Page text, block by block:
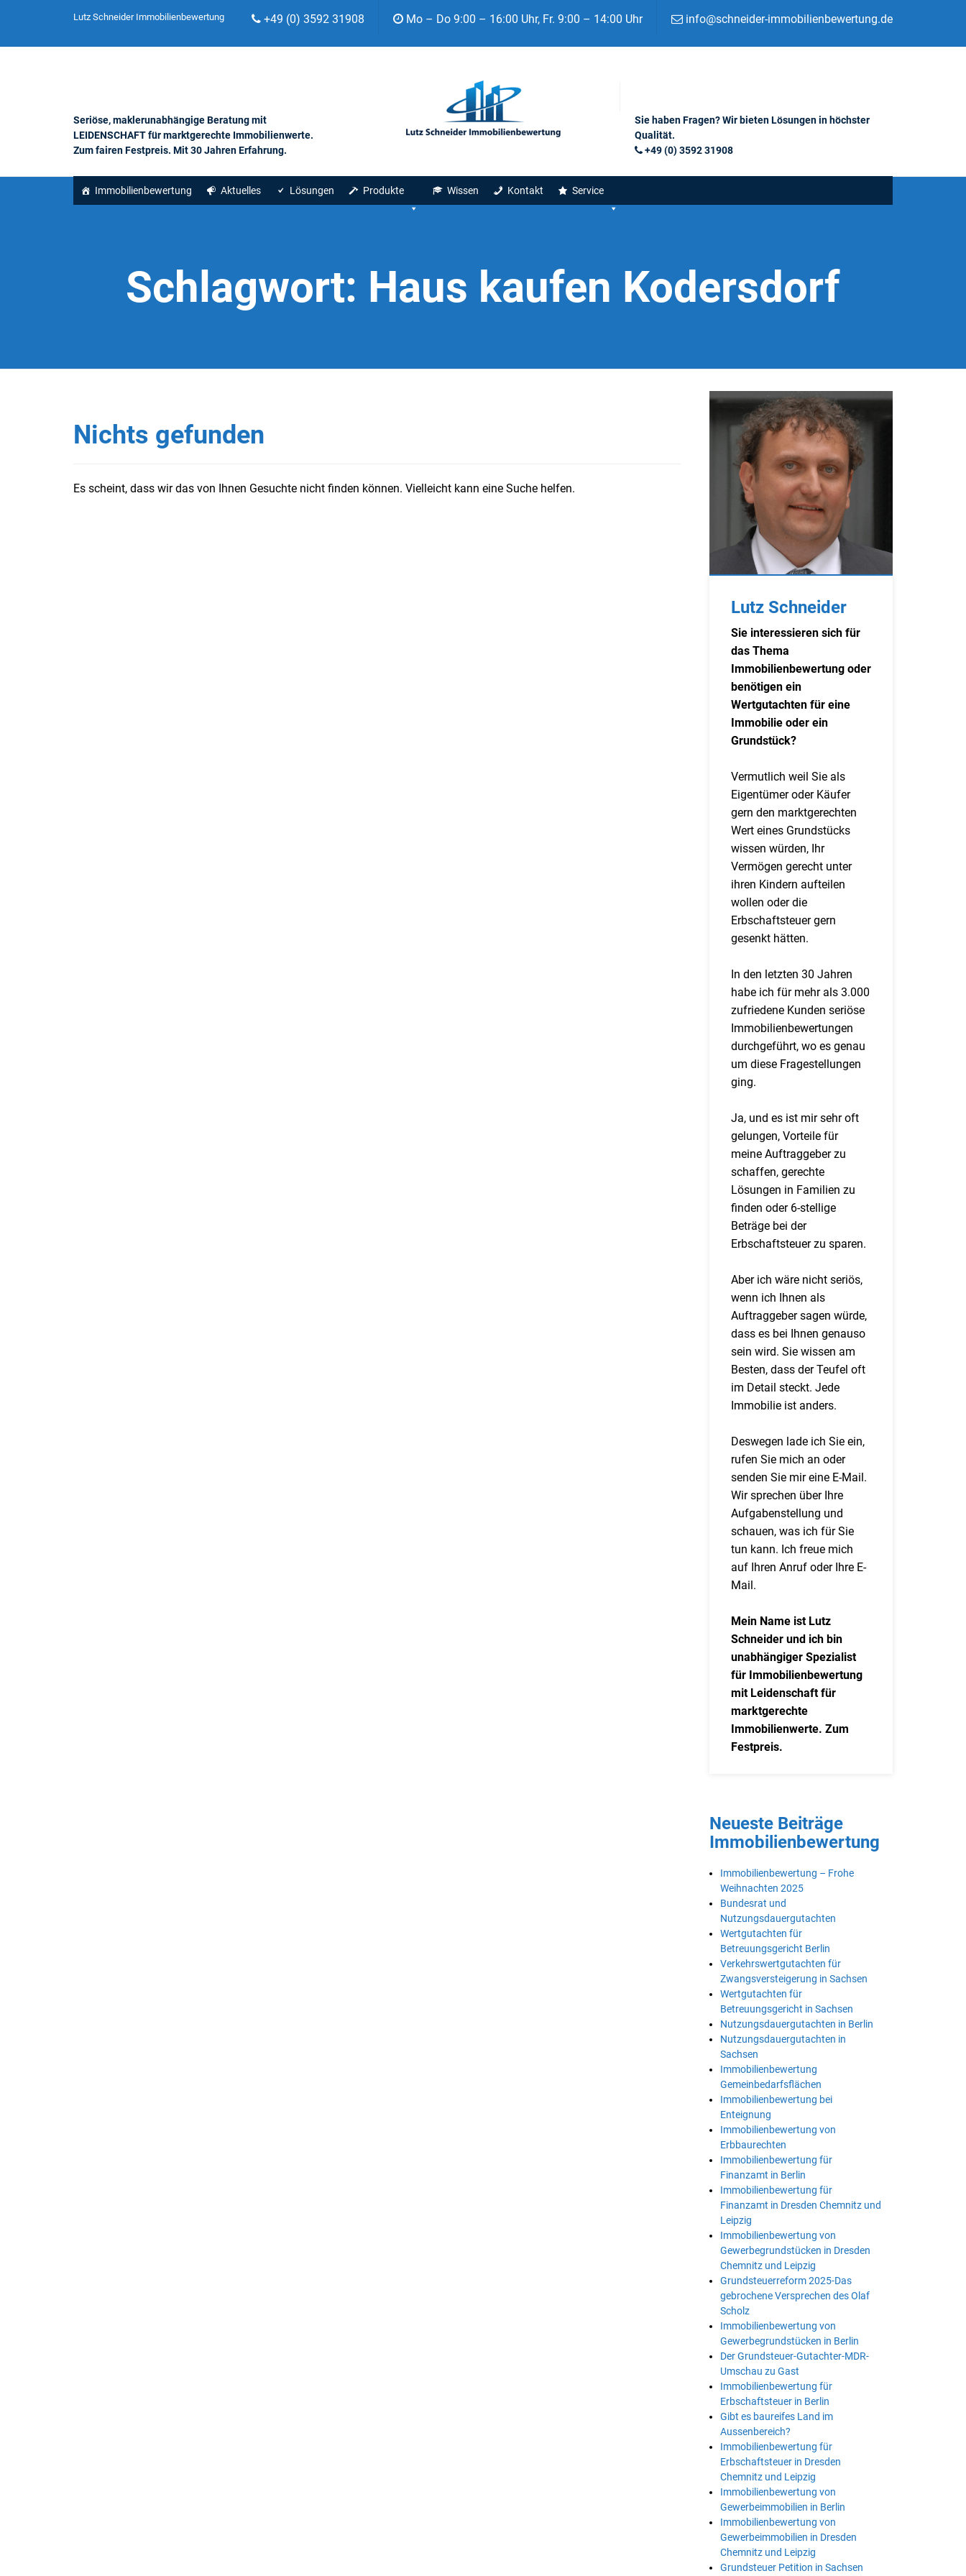
Lutz Schneider Immobilienbewertung +49 (0) 3592 31908 Mo – Do 9:00 – 16:00 Uhr, Fr. 9:00 – 14:00 Uhr info@schneider-immobilienbewertung.de
Seriöse, maklerunabhängige Beratung mit
LEIDENSCHAFT für marktgerechte Immobilienwerte.
Zum fairen Festpreis. Mit 30 Jahren Erfahrung.
Sie haben Fragen? Wir bieten Lösungen in höchster
Qualität.
+49 (0) 3592 31908
Immobilienbewertung Aktuelles Lösungen Produkte Wissen Kontakt Service
Schlagwort: Haus kaufen Kodersdorf
Nichts gefunden
Es scheint, dass wir das von Ihnen Gesuchte nicht finden können. Vielleicht kann eine Suche helfen.
Lutz Schneider
Sie interessieren sich für
das Thema
Immobilienbewertung oder
benötigen ein
Wertgutachten für eine
Immobilie oder ein
Grundstück?
Vermutlich weil Sie als
Eigentümer oder Käufer
gern den marktgerechten
Wert eines Grundstücks
wissen würden, Ihr
Vermögen gerecht unter
ihren Kindern aufteilen
wollen oder die
Erbschaftsteuer gern
gesenkt hätten.
In den letzten 30 Jahren
habe ich für mehr als 3.000
zufriedene Kunden seriöse
Immobilienbewertungen
durchgeführt, wo es genau
um diese Fragestellungen
ging.
Ja, und es ist mir sehr oft
gelungen, Vorteile für
meine Auftraggeber zu
schaffen, gerechte
Lösungen in Familien zu
finden oder 6-stellige
Beträge bei der
Erbschaftsteuer zu sparen.
Aber ich wäre nicht seriös,
wenn ich Ihnen als
Auftraggeber sagen würde,
dass es bei Ihnen genauso
sein wird. Sie wissen am
Besten, dass der Teufel oft
im Detail steckt. Jede
Immobilie ist anders.
Deswegen lade ich Sie ein,
rufen Sie mich an oder
senden Sie mir eine E-Mail.
Wir sprechen über Ihre
Aufgabenstellung und
schauen, was ich für Sie
tun kann. Ich freue mich
auf Ihren Anruf oder Ihre E-
Mail.
Mein Name ist Lutz
Schneider und ich bin
unabhängiger Spezialist
für Immobilienbewertung
mit Leidenschaft für
marktgerechte
Immobilienwerte. Zum
Festpreis.
Neueste Beiträge
Immobilienbewertung
Immobilienbewertung – Frohe
Weihnachten 2025
Bundesrat und
Nutzungsdauergutachten
Wertgutachten für
Betreuungsgericht Berlin
Verkehrswertgutachten für
Zwangsversteigerung in Sachsen
Wertgutachten für
Betreuungsgericht in Sachsen
Nutzungsdauergutachten in Berlin
Nutzungsdauergutachten in
Sachsen
Immobilienbewertung
Gemeinbedarfsflächen
Immobilienbewertung bei
Enteignung
Immobilienbewertung von
Erbbaurechten
Immobilienbewertung für
Finanzamt in Berlin
Immobilienbewertung für
Finanzamt in Dresden Chemnitz und
Leipzig
Immobilienbewertung von
Gewerbegrundstücken in Dresden
Chemnitz und Leipzig
Grundsteuerreform 2025-Das
gebrochene Versprechen des Olaf
Scholz
Immobilienbewertung von
Gewerbegrundstücken in Berlin
Der Grundsteuer-Gutachter-MDR-
Umschau zu Gast
Immobilienbewertung für
Erbschaftsteuer in Berlin
Gibt es baureifes Land im
Aussenbereich?
Immobilienbewertung für
Erbschaftsteuer in Dresden
Chemnitz und Leipzig
Immobilienbewertung von
Gewerbeimmobilien in Berlin
Immobilienbewertung von
Gewerbeimmobilien in Dresden
Chemnitz und Leipzig
Grundsteuer Petition in Sachsen